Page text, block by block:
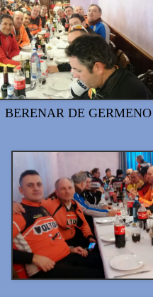
BERENAR DE GERMENO